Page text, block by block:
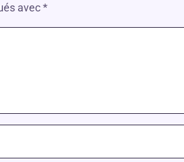
avec*